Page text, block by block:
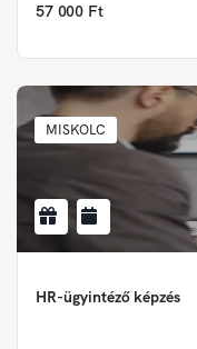
57 000 Ft
MISKOLC
HR-ügyintéző képzés